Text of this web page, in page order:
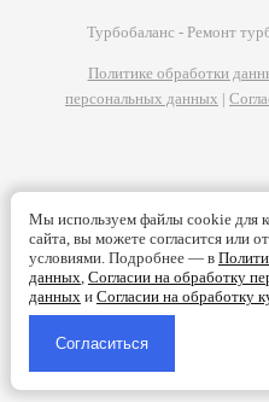
Турбобаланс - Ремонт
Политике обработки
персональных данных |
Мы используем файлы cookie для
сайта, вы можете согласится или
условиями. Подробнее — в
данных, Согласии на обработку
данныхи Согласии на обработку